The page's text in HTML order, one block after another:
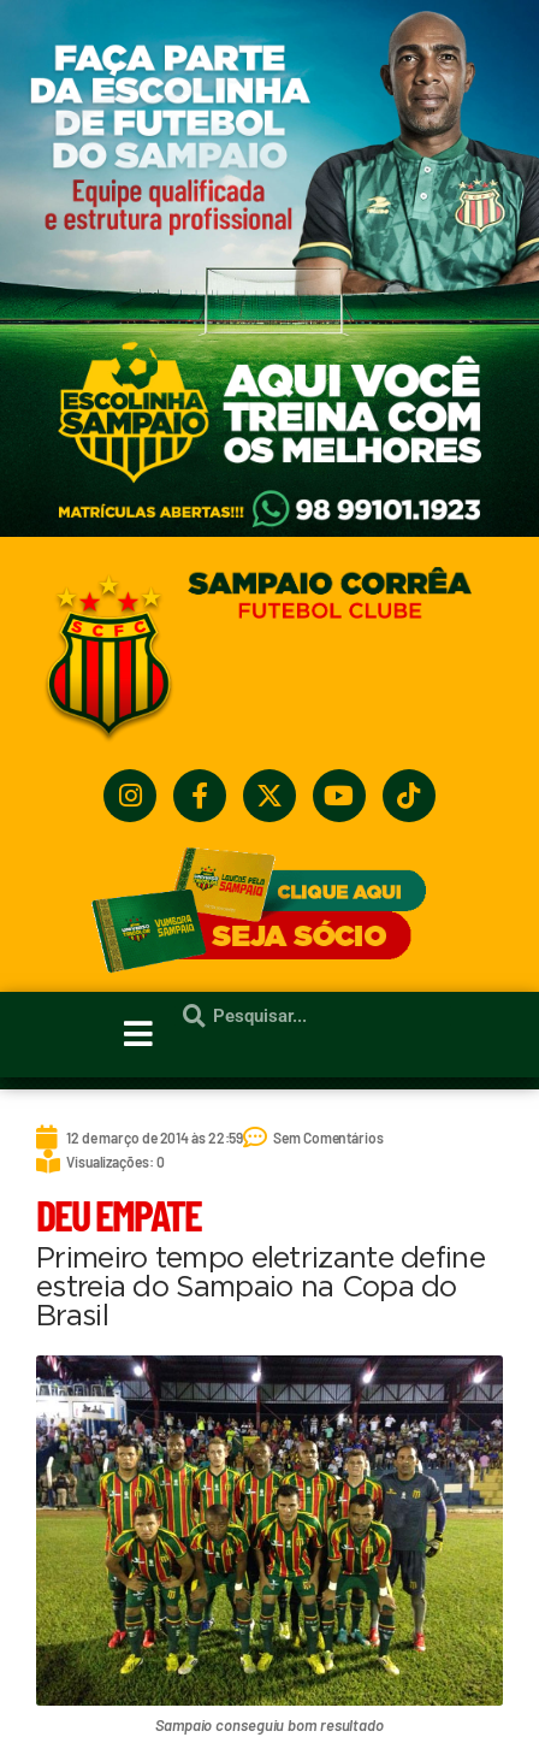
12 de março de 2014 às 22:59
Sem Comentários
Visualizações: 0
DEU EMPATE
Primeiro tempo eletrizante define
estreia do Sampaio na Copa do
Brasil
Sampaio conseguiu bom resultado